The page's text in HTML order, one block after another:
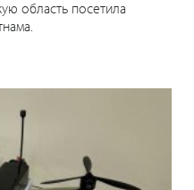
область посетила